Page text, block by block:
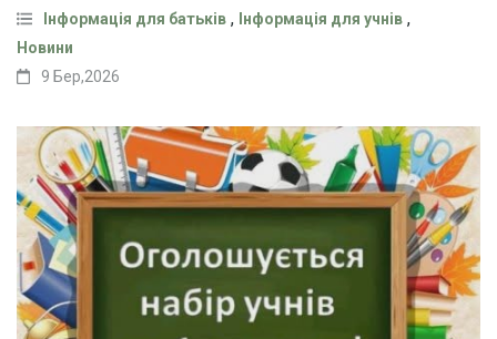
Інформація для батьків , Інформація для учнів ,
Новини
9 Бер,2026